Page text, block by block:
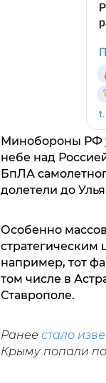
Минобороны РФ
небе над
БпЛА
долетели до
Особенно
стратегическим
например, тот
том числе в
Ставрополе.
Ранее стало
Крыму попали